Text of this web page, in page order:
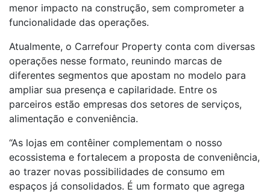
menor impacto na construção, sem comprometer a
funcionalidade das operações.
Atualmente, o Carrefour Property conta com diversas
operações nesse formato, reunindo marcas de
diferentes segmentos que apostam no modelo para
ampliar sua presença e capilaridade. Entre os
parceiros estão empresas dos setores de serviços,
alimentação e conveniência.
“As lojas em contêiner complementam o nosso
ecossistema e fortalecem a proposta de conveniência,
ao trazer novas possibilidades de consumo em
espaços já consolidados. É um formato que agrega